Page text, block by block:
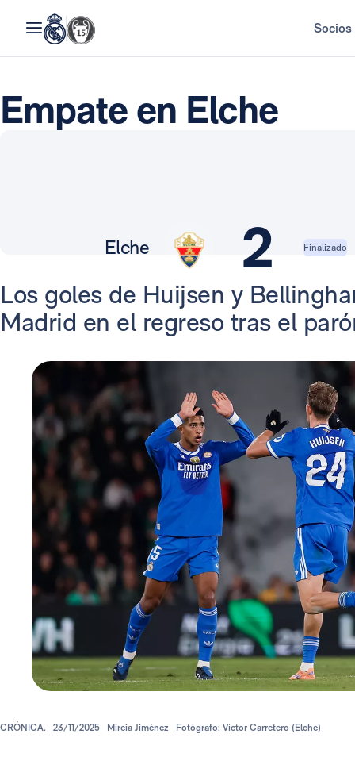
Socios
Empate en Elche
2
Elche Finalizado
Los goles de Huijsen y
Madrid en el regreso tras el
CRÓNICA. 23/11/2025 Mireia Jiménez Fotógrafo: Víctor Carretero (Elche)